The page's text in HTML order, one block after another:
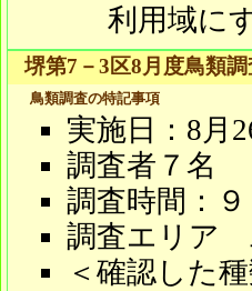
利用域に
堺第7－3区8月度鳥類
鳥類調査の特記事項
実施日：8月
調査者７名
調査時間：
調査エリア
＜確認した種